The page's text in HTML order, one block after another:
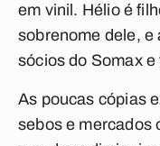
em vinil. Hélio é
sobrenome dele, e
sócios do Somax
As poucas cópias
sebos e mercados